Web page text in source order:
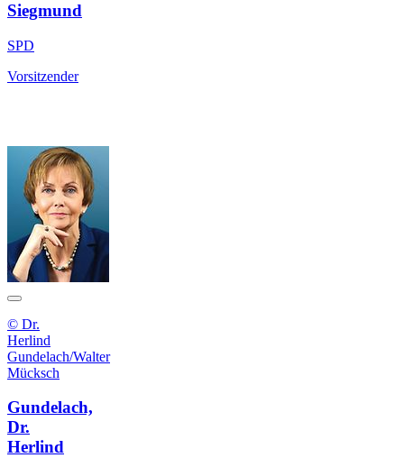
Siegmund
SPD
Vorsitzender
© Dr.
Herlind
Gundelach/Walter
Mücksch
Gundelach,
Dr.
Herlind